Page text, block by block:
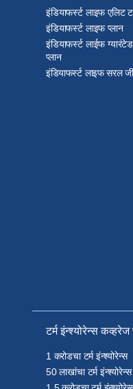
इंडियाफर्स्ट लाइफ एलिट
इंडियाफर्स्ट लाइफ प्लान
इंडियाफर्स्ट लाईफ
प्लान
इंडियाफर्स्ट लाइफ सरल
टर्म इंन्श्योरेन्स कव्हरेज
1 करोडचा टर्म इंन्श्योरेन्स
50 लाखांचा टर्म इंन्श्योरेन्स